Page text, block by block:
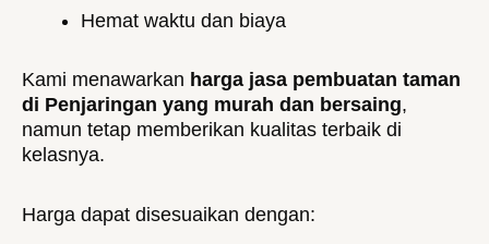
Hemat waktu dan biaya
Kami menawarkan harga jasa pembuatan taman
di Penjaringan yang murah dan bersaing,
namun tetap memberikan kualitas terbaik di
kelasnya.
Harga dapat disesuaikan dengan: